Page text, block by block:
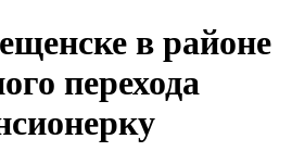
в районе
перехода